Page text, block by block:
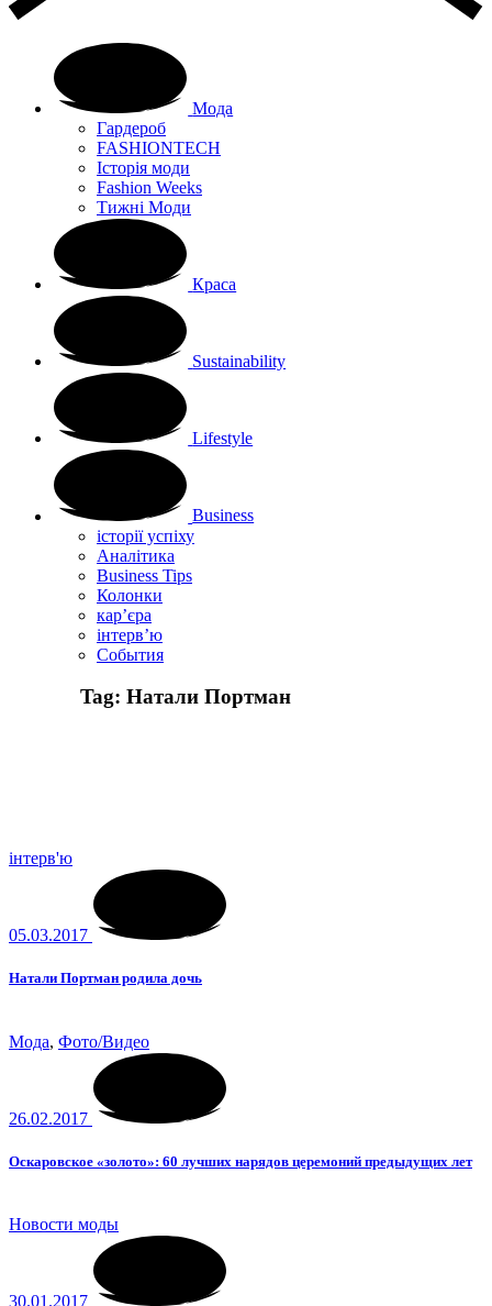
Мода
Гардероб
FASHIONTECH
Історія моди
Fashion Weeks
Тижні Моди
Краса
Sustainability
Lifestyle
Business
історії успіху
Аналітика
Business Tips
Колонки
кар’єра
інтерв’ю
Cобытия
Tag: Натали Портман
інтерв'ю
05.03.2017
Натали Портман родила дочь
Мода, Фото/Видео
26.02.2017
Оскаровское «золото»: 60 лучших нарядов церемоний предыдущих лет
Новости моды
30.01.2017